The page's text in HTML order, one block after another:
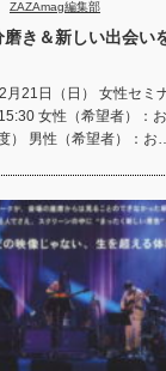
ZAZAmag編集部
き＆新しい出会い
月21日（日） 女性セミ
女性（希望者）：
） 男性（希望者）：お